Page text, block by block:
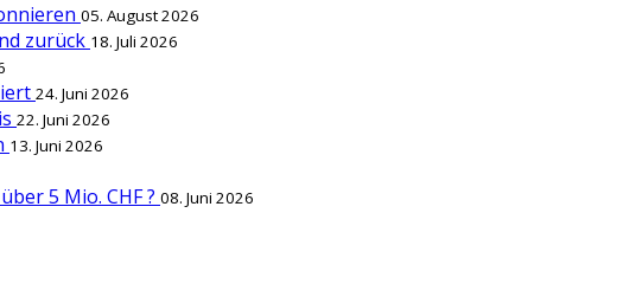
05. August 2026
zurück 18. Juli 2026
24. Juni 2026
22. Juni 2026
13. Juni 2026
5 Mio. CHF ? 08. Juni 2026